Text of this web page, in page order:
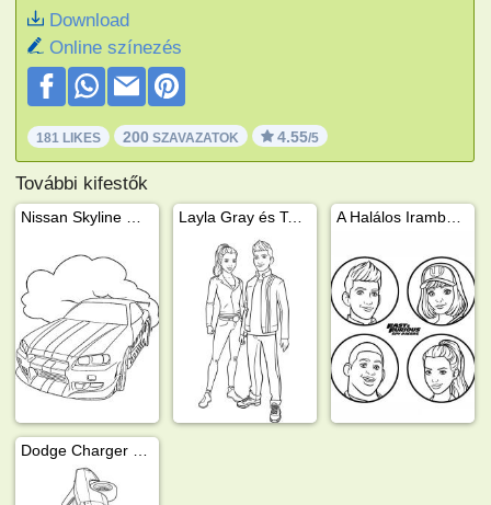
Download
Online színezés
181 LIKES 200 SZAVAZATOK 4.55/5
További kifestők
Layla Gray és Tony Toretto